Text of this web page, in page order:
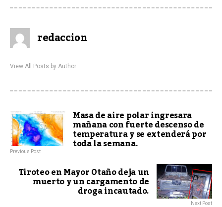
redaccion
View All Posts by Author
Masa de aire polar ingresara
mañana con fuerte descenso de
temperatura y se extenderá por
toda la semana.
Previous Post
Tiroteo en Mayor Otaño deja un
muerto y un cargamento de
droga incautado.
Next Post